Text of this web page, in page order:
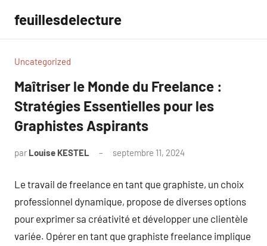
contenu
feuillesdelecture
Uncategorized
Maîtriser le Monde du Freelance :
Stratégies Essentielles pour les
Graphistes Aspirants
par Louise KESTEL septembre 11, 2024
Le travail de freelance en tant que graphiste, un choix
professionnel dynamique, propose de diverses options
pour exprimer sa créativité et développer une clientèle
variée. Opérer en tant que graphiste freelance implique